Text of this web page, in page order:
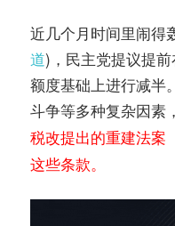
近几个月时间里闹得
道)，民主党提议提
额度基础上进行减半
斗争等多种复杂因素，
税改提出的重建法案
这些条款。